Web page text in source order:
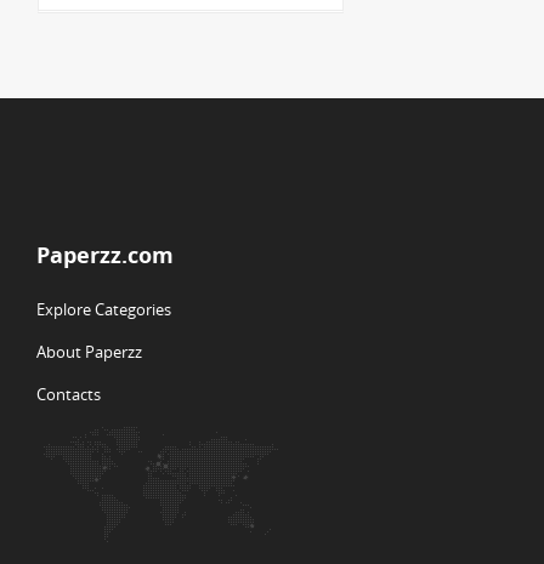
Paperzz.com
Explore Categories
About Paperzz
Contacts